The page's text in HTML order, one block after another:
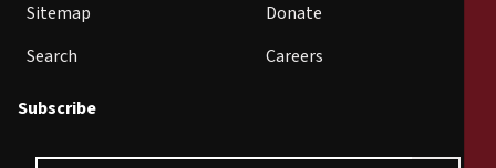
Sitemap
Search
Donate
Careers
Subscribe